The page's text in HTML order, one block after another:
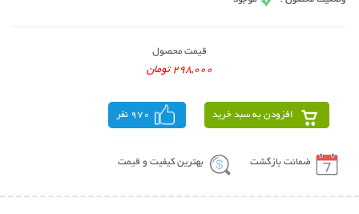
قیمت محصول
298,000 تومان
افزودن به سبد خرید 970 نفر
ضمانت بازگشت بهترین کیفیت و قیمت